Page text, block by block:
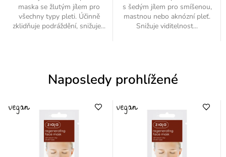
maska se žlutým jílem pro
všechny typy pleti. Účinně
zklidňuje podráždění, snižuje...
s šedým jílem pro smíšenou,
mastnou nebo aknózní pleť.
Snižuje viditelnost...
Naposledy prohlížené